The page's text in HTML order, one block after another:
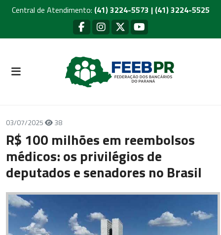
Central de Atendimento: (41) 3224-5573 | (41) 3224-5525
03/07/2025 38
R$ 100 milhões em reembolsos
médicos: os privilégios de
deputados e senadores no Brasil